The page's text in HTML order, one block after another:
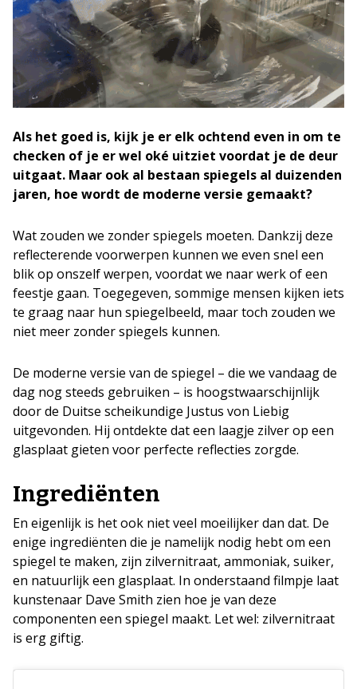
Als het goed is, kijk je er elk ochtend even in om te
checken of je er wel oké uitziet voordat je de deur
uitgaat. Maar ook al bestaan spiegels al duizenden
jaren, hoe wordt de moderne versie gemaakt?
Wat zouden we zonder spiegels moeten. Dankzij deze
reflecterende voorwerpen kunnen we even snel een
blik op onszelf werpen, voordat we naar werk of een
feestje gaan. Toegegeven, sommige mensen kijken iets
te graag naar hun spiegelbeeld, maar toch zouden we
niet meer zonder spiegels kunnen.
De moderne versie van de spiegel – die we vandaag de
dag nog steeds gebruiken – is hoogstwaarschijnlijk
door de Duitse scheikundige Justus von Liebig
uitgevonden. Hij ontdekte dat een laagje zilver op een
glasplaat gieten voor perfecte reflecties zorgde.
Ingrediënten
En eigenlijk is het ook niet veel moeilijker dan dat. De
enige ingrediënten die je namelijk nodig hebt om een
spiegel te maken, zijn zilvernitraat, ammoniak, suiker,
en natuurlijk een glasplaat. In onderstaand filmpje laat
kunstenaar Dave Smith zien hoe je van deze
componenten een spiegel maakt. Let wel: zilvernitraat
is erg giftig.